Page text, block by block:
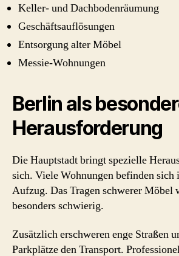
Keller- und Dachbodenräumung
Geschäftsauflösungen
Entsorgung alter Möbel
Messie-Wohnungen
Berlin als
Herausforderung
Die Hauptstadt bringt spezielle
sich. Viele Wohnungen befinden sich
Aufzug. Das Tragen schwerer Möbel
besonders schwierig.
Zusätzlich erschweren enge Straßen
Parkplätze den Transport.